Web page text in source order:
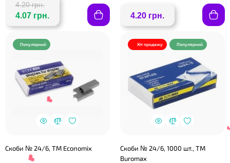
4.20 грн.
4.07 грн. 4.20 грн.
Популярний
Скоби № 24/6, ТМ Economix
Хіт продажу Популярний
Скоби № 24/6, 1000 шт., ТМ
Buromax
❤